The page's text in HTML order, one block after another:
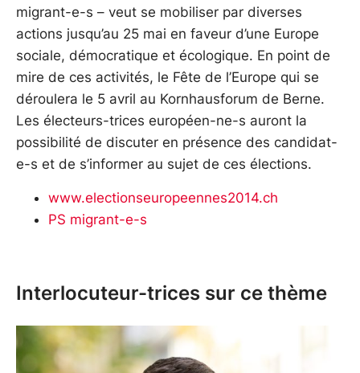
migrant-e-s – veut se mobiliser par diverses
actions jusqu’au 25 mai en faveur d’une Europe
sociale, démocratique et écologique. En point de
mire de ces activités, le Fête de l’Europe qui se
déroulera le 5 avril au Kornhausforum de Berne.
Les électeurs-trices européen-ne-s auront la
possibilité de discuter en présence des candidat-
e-s et de s’informer au sujet de ces élections.
www.electionseuropeennes2014.ch
PS migrant-e-s
Interlocuteur-trices sur ce thème